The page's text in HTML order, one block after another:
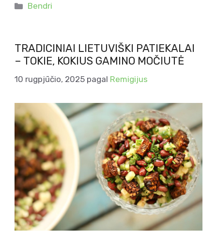
Kategorijos
Bendri
TRADICINIAI LIETUVIŠKI PATIEKALAI
– TOKIE, KOKIUS GAMINO MOČIUTĖ
10 rugpjūčio, 2025 pagal Remigijus